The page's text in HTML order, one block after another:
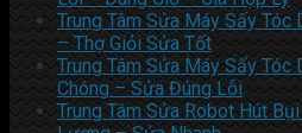
Trung Tâm Sửa Máy Sấy Tóc
– Thợ Giỏi Sửa Tốt
Trung Tâm Sửa Máy Sấy Tóc
Chóng – Sửa Đúng Lỗi
Trung Tâm Sửa Robot Hút